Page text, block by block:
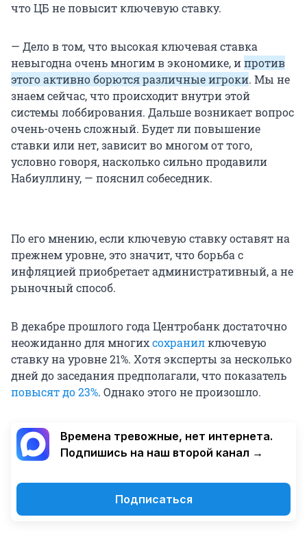
что ЦБ не повысит ключевую ставку.
— Дело в том, что высокая ключевая ставка
невыгодна очень многим в экономике, ипротив
этого активно борются различные игроки. Мы не
знаем сейчас, что происходит внутри этой
системы лоббирования. Дальше возникает вопрос
очень-очень сложный. Будет ли повышение
ставки или нет, зависит во многом от того,
условно говоря, насколько сильно продавили
Набиуллину, — пояснил собеседник.
По его мнению, если ключевую ставку оставят на
прежнем уровне, это значит, что борьба с
инфляцией приобретает административный, а не
рыночный способ.
В декабре прошлого года Центробанк достаточно
неожиданно для многихсохранилключевую
ставку на уровне 21%. Хотя эксперты за несколько
дней до заседания предполагали, что показатель
повысят до 23%. Однако этого не произошло.
Времена тревожные, нет интернета.
Подпишись на наш второй канал →
Подписаться